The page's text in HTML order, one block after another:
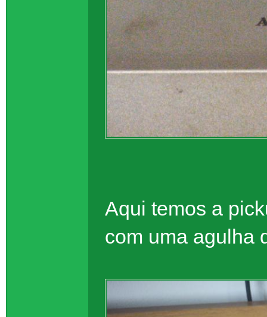
Aqui temos a
com uma agulha